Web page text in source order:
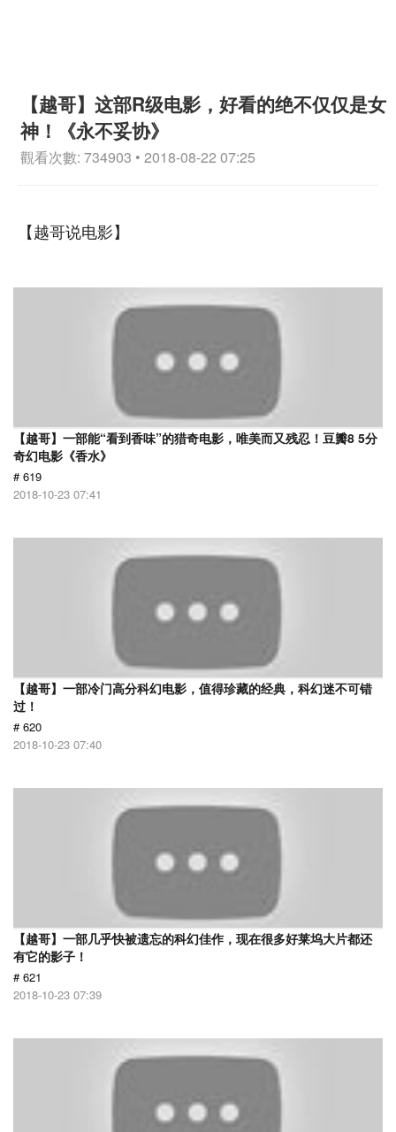
【越哥】这部R级电影，好看的绝不仅仅是女
神！《永不妥协》
觀看次數: 734903 • 2018-08-22 07:25
【越哥说电影】
【越哥】一部能“看到香味”的猎奇电影，唯美而又残忍！豆瓣8 5分
奇幻电影《香水》
# 619
2018-10-23 07:41
【越哥】一部冷门高分科幻电影，值得珍藏的经典，科幻迷不可错
过！
# 620
2018-10-23 07:40
【越哥】一部几乎快被遗忘的科幻佳作，现在很多好莱坞大片都还
有它的影子！
# 621
2018-10-23 07:39